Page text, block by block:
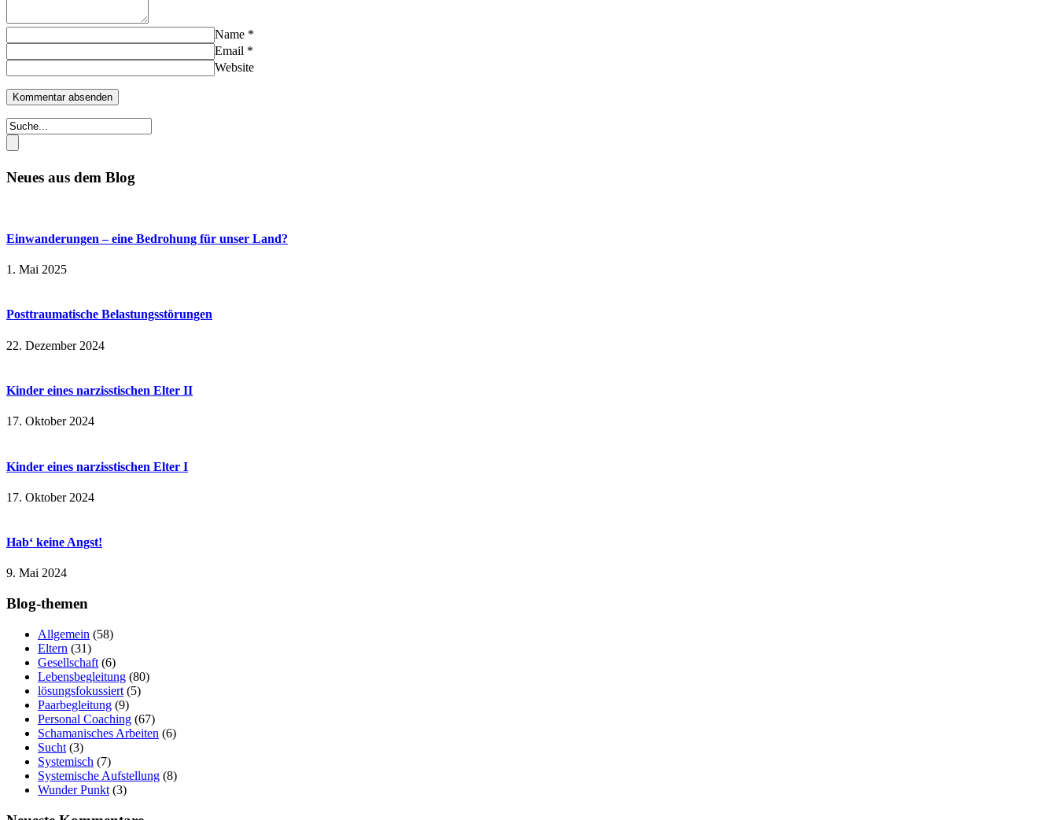
Name *
Email *
Website
Neues aus dem Blog
Einwanderungen – eine Bedrohung für unser Land?
1. Mai 2025
Posttraumatische Belastungsstörungen
22. Dezember 2024
Kinder eines narzisstischen Elter II
17. Oktober 2024
Kinder eines narzisstischen Elter I
17. Oktober 2024
Hab‘ keine Angst!
9. Mai 2024
Blog-themen
Allgemein (58)
Eltern (31)
Gesellschaft (6)
Lebensbegleitung (80)
lösungsfokussiert (5)
Paarbegleitung (9)
Personal Coaching (67)
Schamanisches Arbeiten (6)
Sucht (3)
Systemisch (7)
Systemische Aufstellung (8)
Wunder Punkt (3)